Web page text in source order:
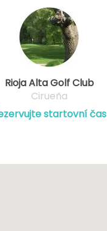
Rioja Alta Golf Club
Cirueña
startovní čas